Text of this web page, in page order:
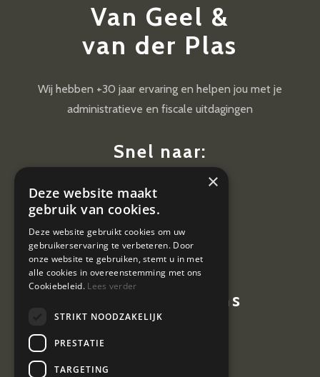
Van Geel &
van der Plas
Wij hebben +30 jaar ervaring en helpen jou met je
administratieve en fiscale uitdagingen
Snel naar:
Diensten
Vacatures
Contactgegevens
×
Deze website maakt
gebruik van cookies.
Deze website gebruikt cookies om uw
gebruikerservaring te verbeteren. Door
onze website te gebruiken, stemt u in met
alle cookies in overeenstemming met ons
Cookiebeleid. Lees verder
STRIKT NOODZAKELIJK
PRESTATIE
TARGETING